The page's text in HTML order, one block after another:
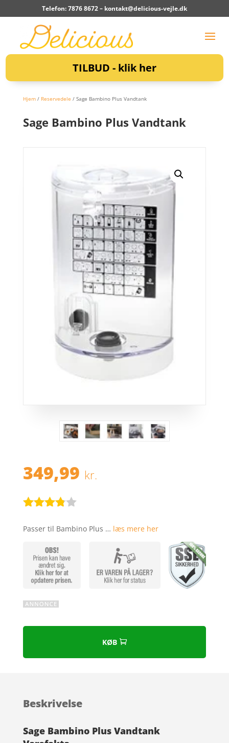
Telefon: 7876 8672 – kontakt@delicious-vejle.dk
TILBUD - klik her
Hjem/ Reservedele / Sage Bambino Plus Vandtank
Sage Bambino Plus Vandtank
349,99 kr.
som
baseret
kundebed
er
Passer til Bambino Plus … læs mere her
KØB
Beskrivelse
Sage Bambino Plus Vandtank